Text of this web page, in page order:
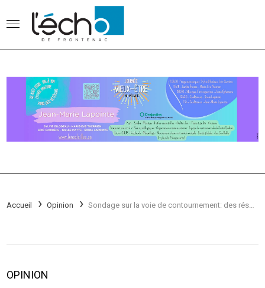
Accueil Opinion
OPINION